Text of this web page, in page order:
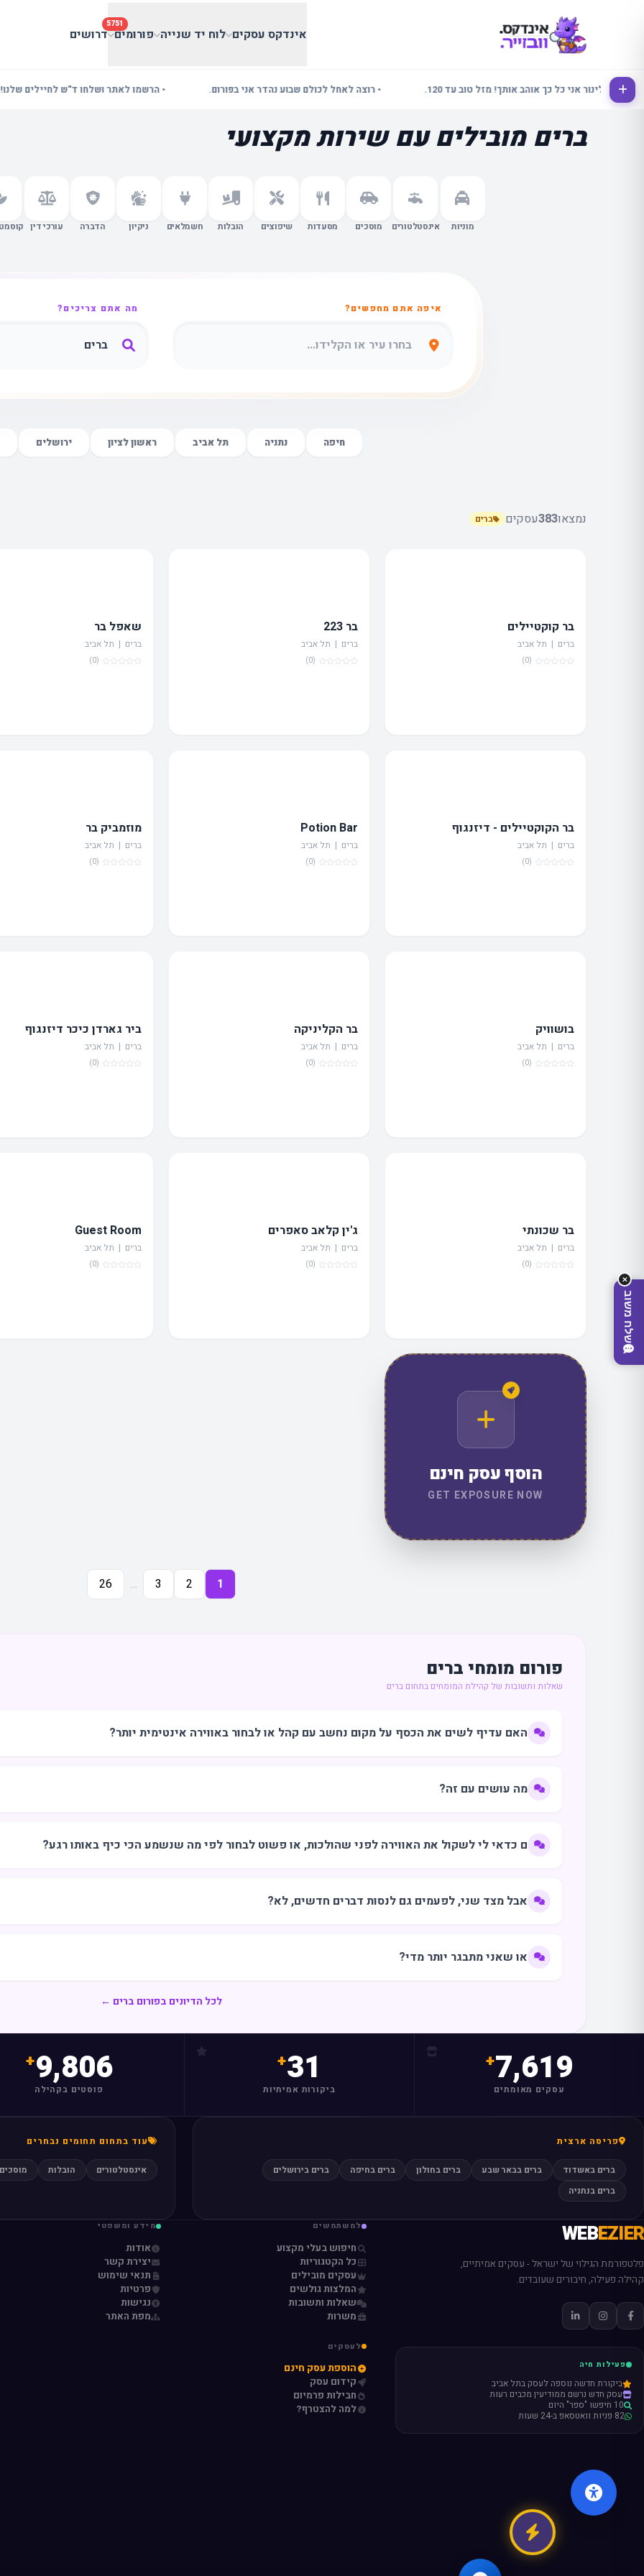
אינדקס עסקים לוח יד שנייה פורומים
5751
דרושים
אני כל כך אוהב אותך! מזל טוב עד 120. • רוצה לאחל לכולם שבוע נהדר אני בפורום. • הרשמו לאתר ושלחו ד"ש לחיילים שלנו! בעלי
מה מחפשים היום?
ברים מובילים עם שירות מקצועי
מוניות אינסטלטורים מוסכים מסעדות שיפוצים הובלות חשמלאים ניקיון הדברה עורכי דין
איפה אתם מחפשים? מה אתם צריכים?
חיפה נתניה תל אביב ראשון לציון ירושלים
נמצאו383עסקים ברים
בר קוקטיילים
ברים | תל אביב
(0)
בר 223
ברים | תל אביב
(0)
שאפל בר
ברים | תל אביב
(0)
בר הקוקטיילים - דיזנגוף
ברים | תל אביב
(0)
Potion Bar
ברים | תל אביב
(0)
מוזמביק בר
ברים | תל אביב
(0)
בושוויק
ברים | תל אביב
(0)
בר הקליניקה
ברים | תל אביב
(0)
ביר גארדן כיכר דיזנגוף
ברים | תל אביב
(0)
בר שכונתי
ברים | תל אביב
(0)
ג'ין קלאב סאפרים
ברים | תל אביב
(0)
Guest Room
ברים | תל אביב
(0)
הוסף עסק חינם
GET EXPOSURE NOW
1
2
3
…
26
פורום מומחי ברים
שאלות ותשובות של קהילת המומחים בתחום ברים
האם עדיף לשים את הכסף על מקום נחשב עם קהל או לבחור באווירה אינטימית יותר?
מה עושים עם זה?
ם כדאי לי לשקול את האווירה לפני שהולכות, או פשוט לבחור לפי מה שנשמע הכי כיף באותו רגע?
אבל מצד שני, לפעמים גם לנסות דברים חדשים, לא?
או שאני מתבגר יותר מדי?
לכל הדיונים בפורום ברים ←
✕
שלח משוב
7,619
עסקים מאומתים 31
ביקורות אמיתיות 9,806
פוסטים בקהילה
פריסה ארצית
ברים באשדוד ברים בבאר שבע ברים בחולון ברים בחיפה
ברים בירושלים
ברים בנתניה
עוד בתחום תחומים נבחרים
אינסטלטורים הובלות מוסכים
WEBEZIER
פלטפורמת הגילוי של ישראל - עסקים אמיתיים,
קהילה פעילה, חיבורים שעובדים.
פעילות חיה
ביקורת חדשה נוספה לעסק בתל אביב
עסק חדש נרשם ממודיעין מכבים רעות
10 חיפשו "ספר" היום
82 פניות וואטסאפ ב-24 שעות
למשתמשים
חיפוש בעלי מקצוע
כל הקטגוריות
עסקים מובילים
המלצות גולשים
שאלות ותשובות
משרות
לעסקים
הוספת עסק חינם
קידום עסק
חבילות פרמיום
למה להצטרף?
מידע ומשפטי
אודות
יצירת קשר
תנאי שימוש
פרטיות
נגישות
מפת האתר